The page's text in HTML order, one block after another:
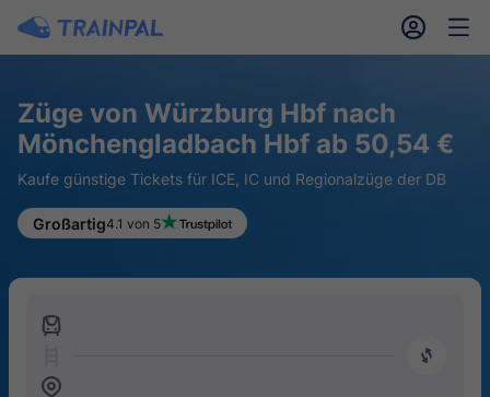
󱎓 󱒨
Züge von Würzburg Hbf nach
Mönchengladbach Hbf ab 50,54 €
Kaufe günstige Tickets für ICE, IC und Regionalzüge der DB
Großartig4.1 von 5
󱍉
󰿠
󱒣